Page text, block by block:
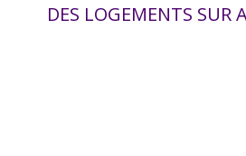
DES LOGEMENTS SUR